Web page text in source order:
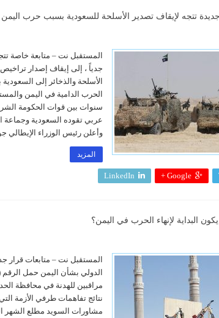
تتجه لإيقاف تصدير الأسلحة للسعودية بسبب حرب اليمن
المستقبل نت – متابعة خاصة
جدياً ، إلى إيقاف إصدار
الأسلحة والذخائر إلى
الحرب الدامية في اليمن
سنوات بين قوات الحكومة
عربي تقوده السعودية وجماعة
وأعلن رئيس الوزراء الإيطالي
المزيد
Google +
LinkedIn
المستقبل نت – متابعات قرار
مراقبين للهدنة في محافظة
نتائج تفاهمات طرفي الأزمة
مشاورات السويد مطلع الشهر